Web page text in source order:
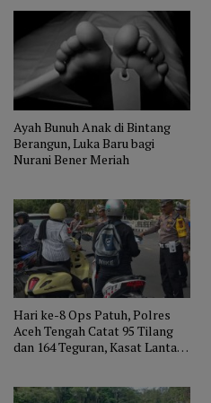
Ayah Bunuh Anak di Bintang
Berangun, Luka Baru bagi
Nurani Bener Meriah
Hari ke-8 Ops Patuh, Polres
Aceh Tengah Catat 95 Tilang
dan 164 Teguran, Kasat Lantas